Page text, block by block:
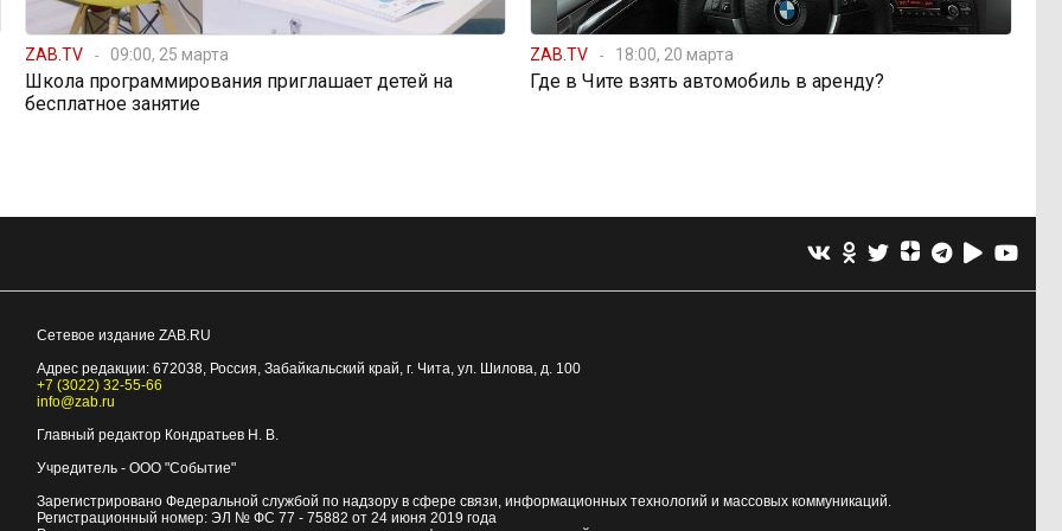
ZAB.TV 09:00, 25 марта
Школа программирования приглашает детей на
бесплатное занятие
ZAB.TV 18:00, 20 марта
Где в Чите взять автомобиль в аренду?
Сетевое издание ZAB.RU
Адрес редакции: 672038, Россия, Забайкальский край, г. Чита, ул. Шилова, д. 100
+7 (3022) 32-55-66
info@zab.ru
Главный редактор Кондратьев Н. В.
Учредитель - ООО "Событие"
Зарегистрировано Федеральной службой по надзору в сфере связи, информационных технологий и массовых коммуникаций.
Регистрационный номер: ЭЛ № ФС 77 - 75882 от 24 июня 2019 года